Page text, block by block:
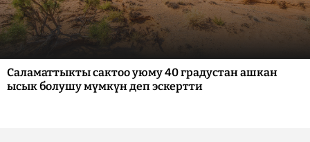
Саламаттыкты сактоо уюму 40 градустан ашкан
ысык болушу мүмкүн деп эскертти